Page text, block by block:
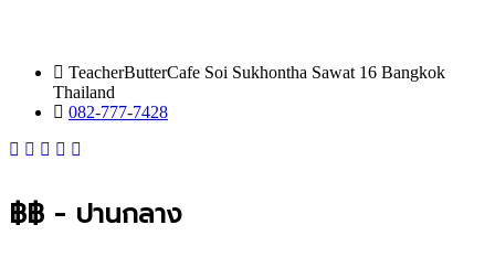
TeacherButterCafe Soi Sukhontha Sawat 16 Bangkok
Thailand
082-777-7428
฿฿ - ปานกลาง